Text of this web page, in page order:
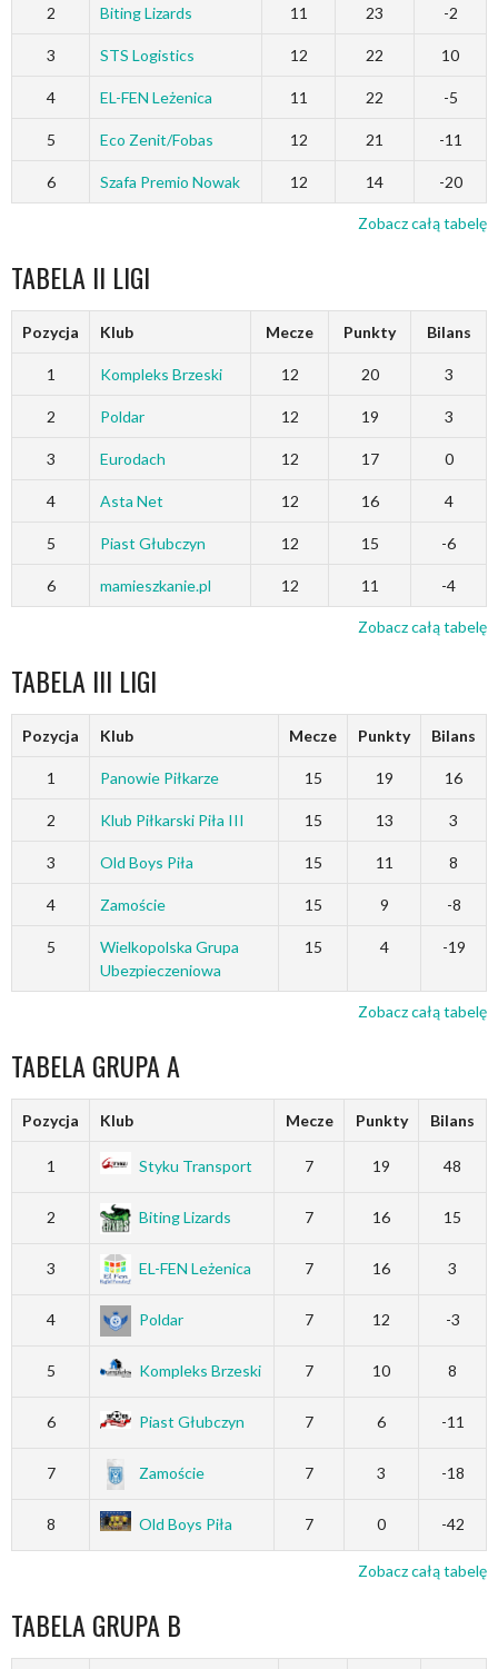
2 Biting Lizards 11 23 -2
3 STS Logistics 12 22 10
4 EL-FEN Leżenica 11 22 -5
5 Eco Zenit/Fobas 12 21 -11
6 Szafa Premio Nowak 12 14 -20
Zobacz całą tabelę
TABELA II LIGI
Pozycja Klub Mecze Punkty Bilans
1 Kompleks Brzeski 12 20 3
2 Poldar 12 19 3
3 Eurodach 12 17 0
4 Asta Net 12 16 4
5 Piast Głubczyn 12 15 -6
6 mamieszkanie.pl 12 11 -4
Zobacz całą tabelę
TABELA III LIGI
Pozycja Klub Mecze Punkty Bilans
1 Panowie Piłkarze 15 19 16
2 Klub Piłkarski Piła III 15 13 3
3 Old Boys Piła 15 11 8
4 Zamoście 15 9 -8
5
Wielkopolska Grupa
Ubezpieczeniowa
15 4 -19
Zobacz całą tabelę
TABELA GRUPA A
Pozycja Klub Mecze Punkty Bilans
1 Styku Transport 7 19 48
2 Biting Lizards 7 16 15
3 EL-FEN Leżenica 7 16 3
4 Poldar 7 12 -3
5 Kompleks Brzeski 7 10 8
6 Piast Głubczyn 7 6 -11
7 Zamoście 7 3 -18
8 Old Boys Piła 7 0 -42
Zobacz całą tabelę
TABELA GRUPA B